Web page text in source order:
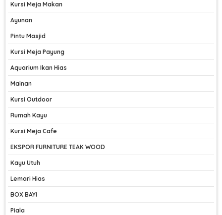
Kursi Meja Makan
Ayunan
Pintu Masjid
Kursi Meja Payung
Aquarium Ikan Hias
Mainan
Kursi Outdoor
Rumah Kayu
Kursi Meja Cafe
EKSPOR FURNITURE TEAK WOOD
Kayu Utuh
Lemari Hias
BOX BAYI
Piala